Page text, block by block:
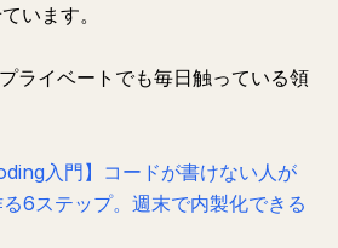
います。
ライベートでも毎日触っている領
入門】コードが書けない人が
6ステップ。週末で内製化できる